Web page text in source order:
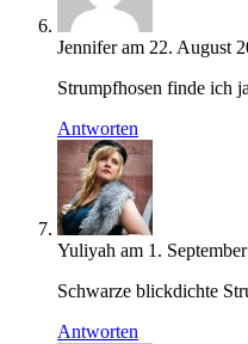
Jennifer am 22. August
Strumpfhosen finde ich
Antworten
Yuliyah am 1.
Schwarze blickdichte
Antworten